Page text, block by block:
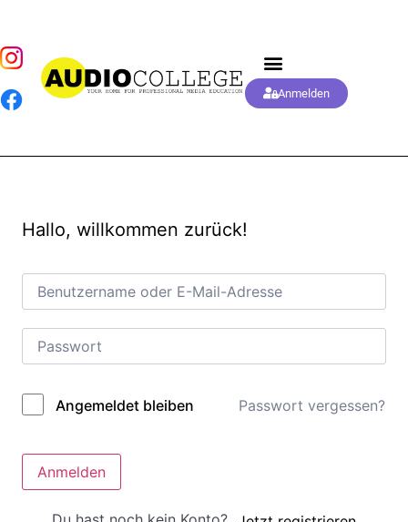
Anmelden
Hallo, willkommen zurück!
Alternative:
Angemeldet bleiben Passwort vergessen?
Anmelden